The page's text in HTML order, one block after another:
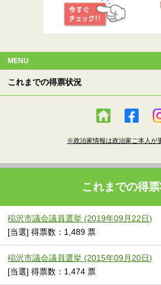
MENU
これまでの得票状況
※政治家情報は政治家ご本人が
これまでの得
稲沢市議会議員選挙 (2019年09月22日)
[当選] 得票数：1,489 票
稲沢市議会議員選挙 (2015年09月20日)
[当選] 得票数：1,474 票